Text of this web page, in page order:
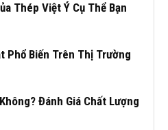
Thép Việt Ý Cụ Thể Bạn
Phổ Biến Trên Thị Trường
Đánh Giá Chất Lượng